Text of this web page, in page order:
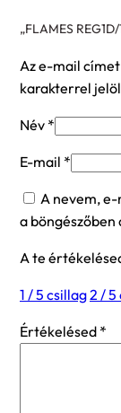
„FLAMES
Az e-mail címet
karakterrel
Név *
E-mail *
A nevem,
a böngészőben
A te
1 / 5 csillag2 / 5
Értékelésed *